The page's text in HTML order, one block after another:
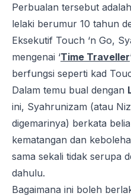
Perbualan tersebut
lelaki berumur 10 tahun
Eksekutif Touch ‘n Go,
mengenai ‘Time Traveller
berfungsi seperti kad
Dalam temu bual dengan
ini, Syahrunizam (atau
digemarinya) berkata
kematangan dan
sama sekali tidak serupa
dahulu.
Bagaimana ini boleh